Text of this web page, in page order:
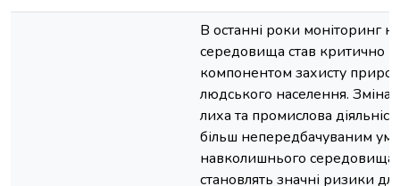
В останні роки моніторинг
середовища став критично
компонентом захисту
людського населення. Зміна
лиха та промислова
більш непередбачуваним
навколишнього середовища,
становлять значні ризики